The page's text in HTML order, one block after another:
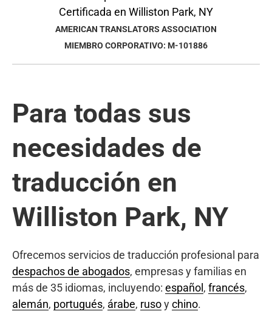
AMERICAN TRANSLATORS ASSOCIATION
MIEMBRO CORPORATIVO: M-101886
Para todas sus
necesidades de
traducción en
Williston Park, NY
Ofrecemos servicios de traducción profesional para
despachos de abogados, empresas y familias en
más de 35 idiomas, incluyendo: español , francés,
alemán, portugués, árabe, rusoychino.